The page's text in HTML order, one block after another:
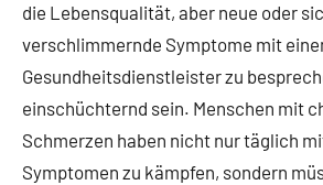
die Lebensqualität, aber neue oder
verschlimmernde Symptome mit
Gesundheitsdienstleister zu
einschüchternd sein. Menschen mit
Schmerzen haben nicht nur täglich
Symptomen zu kämpfen, sondern